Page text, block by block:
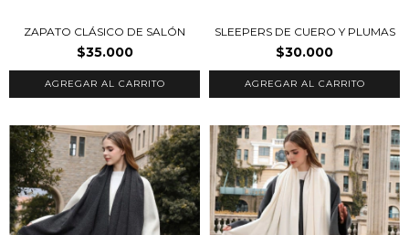
ZAPATO CLÁSICO DE SALÓN
$35.000
SLEEPERS DE CUERO Y PLUMAS
$30.000
AGREGAR AL CARRITO